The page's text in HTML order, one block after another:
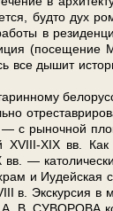
буд­то дух
в
все ды­шит
с ры­ноч­ной
XVIII-XIX вв.
—
и
в. Экс­кур­сия